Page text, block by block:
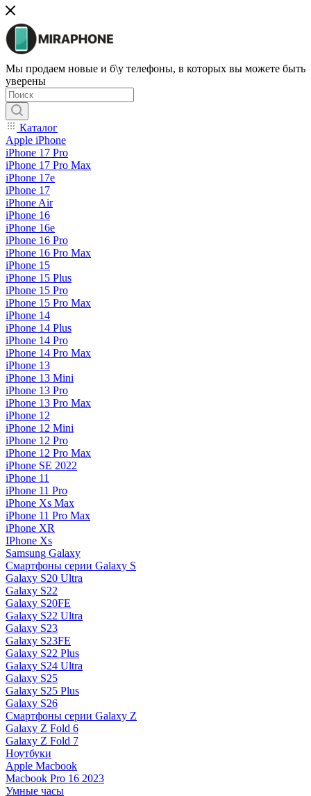
Мы продаем новые и б\у телефоны, в которых вы можете быть
уверены
Каталог
Apple iPhone
iPhone 17 Pro
iPhone 17 Pro Max
iPhone 17e
iPhone 17
iPhone Air
iPhone 16
iPhone 16e
iPhone 16 Pro
iPhone 16 Pro Max
iPhone 15
iPhone 15 Plus
iPhone 15 Pro
iPhone 15 Pro Max
iPhone 14
iPhone 14 Plus
iPhone 14 Pro
iPhone 14 Pro Max
iPhone 13
iPhone 13 Mini
iPhone 13 Pro
iPhone 13 Pro Max
iPhone 12
iPhone 12 Mini
iPhone 12 Pro
iPhone 12 Pro Max
iPhone SE 2022
iPhone 11
iPhone 11 Pro
iPhone Xs Max
iPhone 11 Pro Max
iPhone XR
IPhone Xs
Samsung Galaxy
Смартфоны серии Galaxy S
Galaxy S20 Ultra
Galaxy S22
Galaxy S20FE
Galaxy S22 Ultra
Galaxy S23
Galaxy S23FE
Galaxy S22 Plus
Galaxy S24 Ultra
Galaxy S25
Galaxy S25 Plus
Galaxy S26
Смартфоны серии Galaxy Z
Galaxy Z Fold 6
Galaxy Z Fold 7
Ноутбуки
Apple Macbook
Macbook Pro 16 2023
Умные часы